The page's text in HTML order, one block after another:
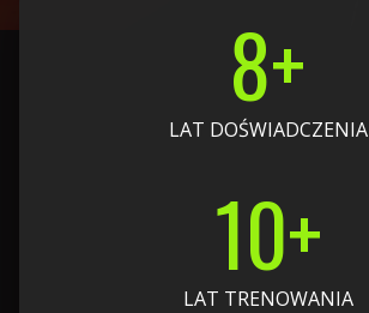
8+
LAT DOŚWIADCZENIA
10+
LAT TRENOWANIA